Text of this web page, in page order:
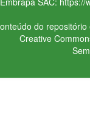
do
Creative